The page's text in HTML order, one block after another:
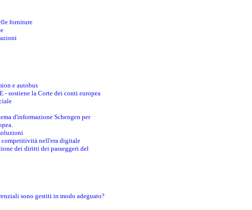
forniture
e autobus
- sostiene la Corte dei conti europea
d'informazione Schengen per
competitività nell'era digitale
dei diritti dei passeggeri del
sono gestiti in modo adeguato?